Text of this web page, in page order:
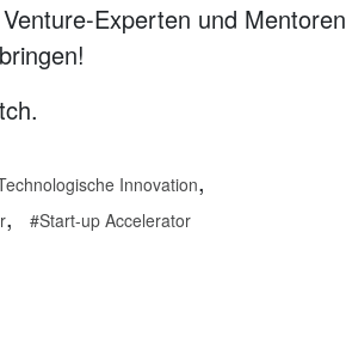
Experten und Mentoren
Innovation,
, Start-up Accelerator